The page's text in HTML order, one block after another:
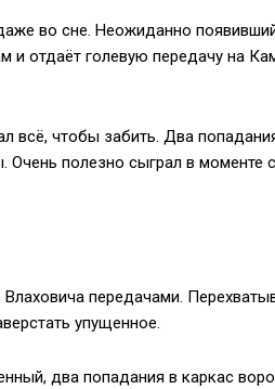
во сне. Неожиданно
и отдаёт голевую передачу на
всё, чтобы забить. Два
Очень полезно сыграл в моменте
передачами.
упущенное.
два попадания в каркас